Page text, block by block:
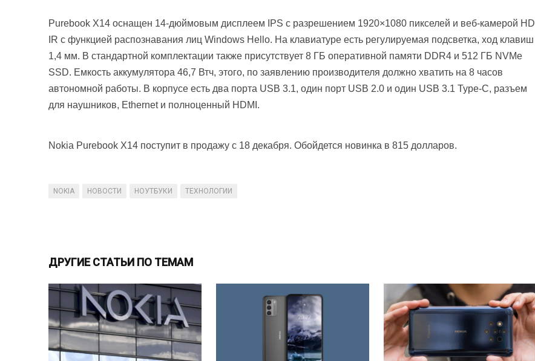
Purebook X14 оснащен 14-дюймовым дисплеем IPS с разрешением 1920×1080 пикселей и веб-камерой HD
IR с функцией распознавания лиц Windows Hello. На клавиатуре есть регулируемая подсветка, ход клавиш
1,4 мм. В стандартной комплектации также присутствует 8 ГБ оперативной памяти DDR4 и 512 ГБ NVMe
SSD. Емкость аккумулятора 46,7 Втч, этого, по заявлению производителя должно хватить на 8 часов
автономной работы. В корпусе есть два порта USB 3.1, один порт USB 2.0 и один USB 3.1 Type-C, разъем
для наушников, Ethernet и полноценный HDMI.
Nokia Purebook X14 поступит в продажу с 18 декабря. Обойдется новинка в 815 долларов.
NOKIA НОВОСТИ НОУТБУКИ ТЕХНОЛОГИИ
ДРУГИЕ СТАТЬИ ПО ТЕМАМ